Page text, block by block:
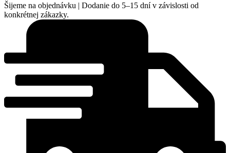
Šijeme na objednávku | Dodanie do 5–15 dní v závislosti od
konkrétnej zákazky.